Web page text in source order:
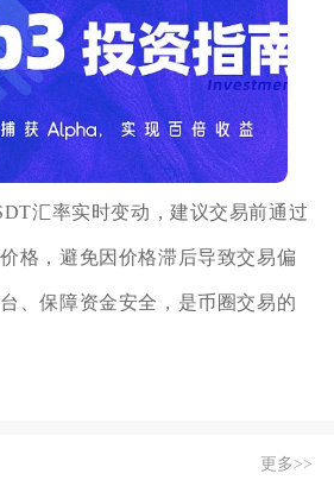
汇率实时变动，建议交易前通过
格，避免因价格滞后导致交易偏
、保障资金安全，是币圈交易的
更多>>